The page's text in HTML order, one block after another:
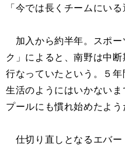
「今では長くチームにい
加入から約半年。スポー
ク」によると、南野は中
行なっていたという。５
生活のようにはいかない
プールにも慣れ始めたよう
仕切り直しとなるエバー